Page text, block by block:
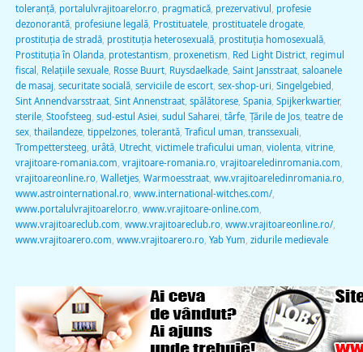
toleranță, portalulvrajitoarelor.ro, pragmatică, prezervativul
profesie
dezonorantă, profesiune legală, Prostituatele, prostituatele drogate,
prostituția de stradă, prostituția heterosexuală, prostituția homosexuală,
Prostituția în Olanda, protestantism proxenetism Red Light District, regimul
fiscal
Relațiile sexuale, Rosse Buurt, Ruysdaelkade, Saint Jansstraat, saloanele
de masaj securitate socială, serviciile de escort, sex-shop-uri Singelgebied
Sint Annendvarsstraat, Sint Annenstraat, spălătorese, Spania, Spijkerkwartier,
sterile, Stoofsteeg sud-estul Asiei sudul Saharei târfe, Ţările de Jos, teatre de
sex, thailandeze, tippelzones, tolerantă, Traficul uman transsexuali
Trompettersteeg urâtă, Utrecht, victimele traficului uman violenta, vitrine,
vrajitoare-romania.com vrajitoare-romania.ro, vrajitoareledinromania.com
vrajitoareonline.ro, Walletjes, Warmoesstraat, ww.vrajitoareledinromania.ro,
www.astrointernational.ro, www.international-witches.com/,
www.portalulvrajitoarelor.ro, www.vrajitoare-online.com
www.vrajitoareclub.com www.vrajitoareclub.ro, www.vrajitoareonline.ro/,
www.vrajitoarero.com www.vrajitoarero.ro, Yab Yum zidurile medievale